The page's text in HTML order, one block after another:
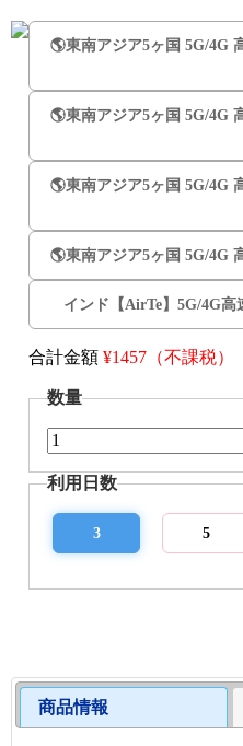
🌎️東南アジア5ヶ国 5G/4G
🌎️東南アジア5ヶ国 5G/4G
🌎️東南アジア5ヶ国 5G/4G
🌎️東南アジア5ヶ国 5G/4G
インド【AirTe】5G/4G高
合計金額 ¥1457（不課税）
数量
利用日数
3 5
商品情報